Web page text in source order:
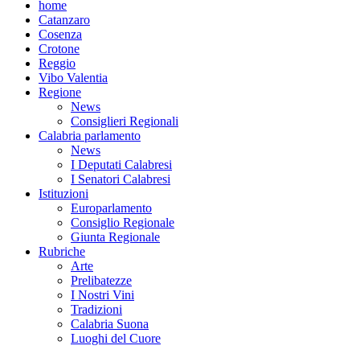
home
Catanzaro
Cosenza
Crotone
Reggio
Vibo Valentia
Regione
News
Consiglieri Regionali
Calabria parlamento
News
I Deputati Calabresi
I Senatori Calabresi
Istituzioni
Europarlamento
Consiglio Regionale
Giunta Regionale
Rubriche
Arte
Prelibatezze
I Nostri Vini
Tradizioni
Calabria Suona
Luoghi del Cuore